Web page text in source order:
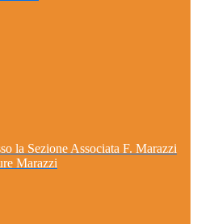
la Sezione Associata F. Marazzi
Marazzi